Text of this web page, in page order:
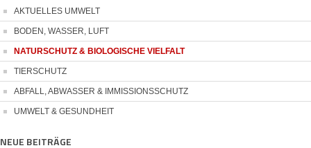
AKTUELLES UMWELT
BODEN, WASSER, LUFT
NATURSCHUTZ & BIOLOGISCHE VIELFALT
TIERSCHUTZ
ABFALL, ABWASSER & IMMISSIONSSCHUTZ
UMWELT & GESUNDHEIT
NEUE BEITRÄGE